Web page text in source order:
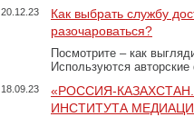
20.12.23
Как выбрать службу
разочароваться?
Посмотрите – как
Используются
18.09.23
«РОССИЯ-
ИНСТИТУТА